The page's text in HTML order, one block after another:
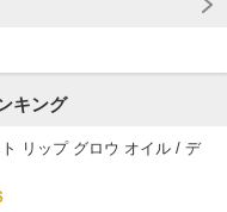
キング
リップ グロウ オイル / デ